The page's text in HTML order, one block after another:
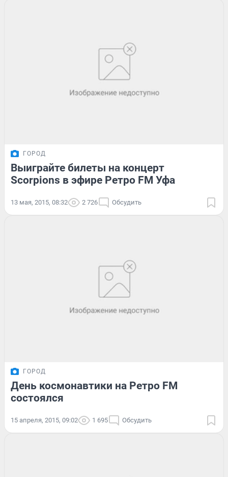
ГОРОД
Выиграйте билеты на концерт
Scorpions в эфире Ретро FM Уфа
13 мая, 2015, 08:32 2 726 Обсудить
ГОРОД
День космонавтики на Ретро FM
состоялся
15 апреля, 2015, 09:02 1 695 Обсудить